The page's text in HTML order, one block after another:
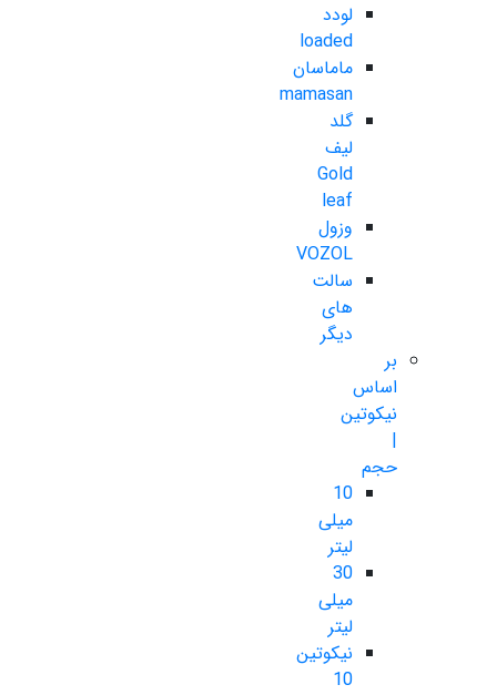
لودد
loaded
ماماسان
mamasan
گلد
لیف
Gold
leaf
وزول
VOZOL
سالت
های
دیگر
بر
اساس
نیکوتین
|
حجم
10
میلی
لیتر
30
میلی
لیتر
نیکوتین
10